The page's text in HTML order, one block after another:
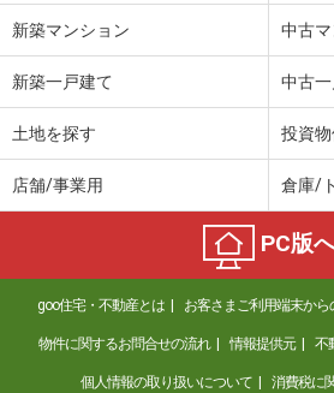
岡山県岡山市北区京町
3.40万円
岡山県岡山市北区上中野２
12万円
住 所
岡山県岡山市
専有面積 55.03m²
間取り
2LDK
岡山県岡山市北区上中野２
新築マンション 中古
新築一戸建て 中古
土地を探す 投資
店舗/事業用 倉庫/
PC版
goo住宅・不動産とは お客さまご利用端末か
物件に関するお問合せの流れ 情報提供元 不
個人情報の取り扱いについて 消費税に